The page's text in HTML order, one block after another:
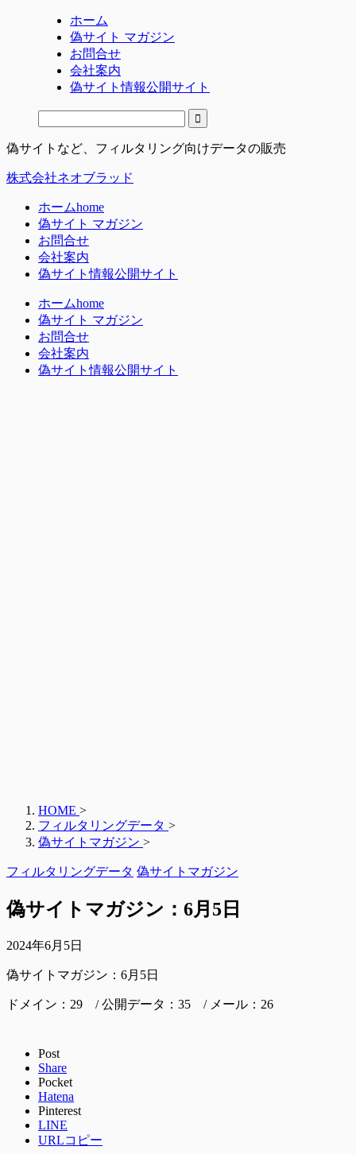
ホーム
偽サイト マガジン
お問合せ
会社案内
偽サイト情報公開サイト
偽サイトなど、フィルタリング向けデータの販売
株式会社ネオブラッド
ホームhome
偽サイト マガジン
お問合せ
会社案内
偽サイト情報公開サイト
ホームhome
偽サイト マガジン
お問合せ
会社案内
偽サイト情報公開サイト
HOME >
フィルタリングデータ >
偽サイトマガジン >
フィルタリングデータ 偽サイトマガジン
偽サイトマガジン：6月5日
2024年6月5日
偽サイトマガジン：6月5日
ドメイン：29 / 公開データ：35 / メール：26
Post
Share
Pocket
Hatena
Pinterest
LINE
URLコピー